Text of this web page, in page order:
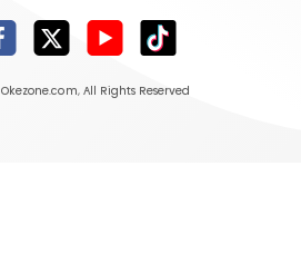
Okezone.com, All Rights Reserved